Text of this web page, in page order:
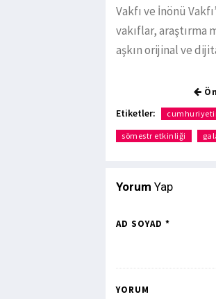
Vakfı ve İnönü
vakıflar, araştırma
aşkın orijinal ve
Etiketler:
sömestr etkinliği
Yorum Yap
AD SOYAD *
YORUM